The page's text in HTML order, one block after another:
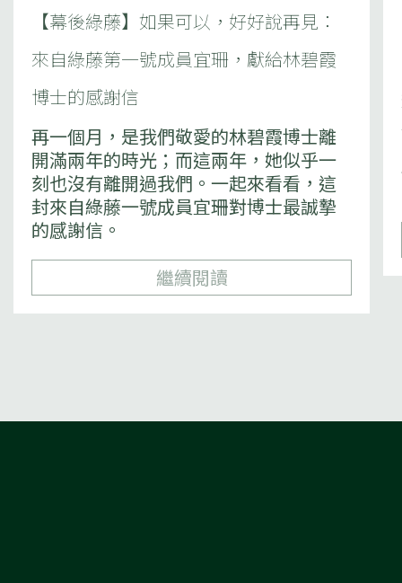
【幕後綠藤】如果可以，好好說再見：
來自綠藤第一號成員宜珊，獻給林碧霞
博士的感謝信
再一個月，是我們敬愛的林碧霞博士離
開滿兩年的時光；而這兩年，她似乎一
刻也沒有離開過我們。一起來看看，這
封來自綠藤一號成員宜珊對博士最誠摯
的感謝信。
繼續閱讀